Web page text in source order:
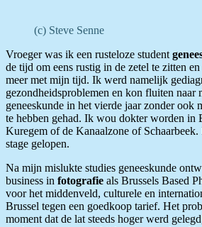
(c) Steve Senne
Vroeger was ik een rusteloze student
de tijd om eens rustig in de zetel te zitten
meer met mijn tijd. Ik werd namelijk
gezondheidsproblemen en kon fluiten naar
geneeskunde in het vierde jaar zonder
te hebben gehad. Ik wou dokter worden in
Kuregem of de Kanaalzone of
stage gelopen.
Na mijn mislukte studies geneeskunde
business in fotografie als Brussels Based
voor het middenveld, culturele en
Brussel tegen een goedkoop tarief. Het
moment dat de lat steeds hoger werd